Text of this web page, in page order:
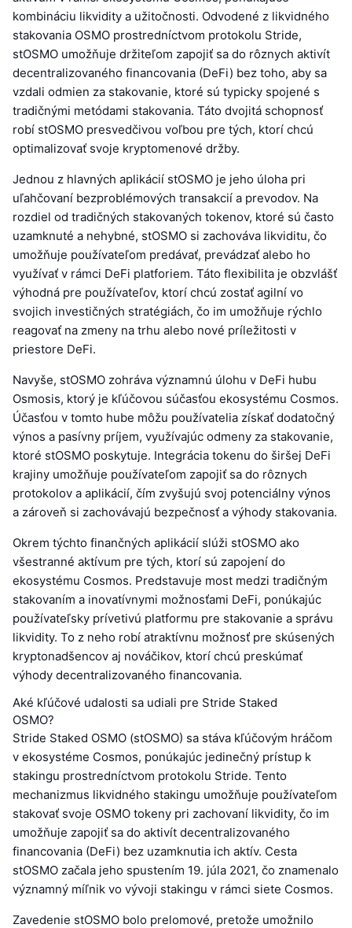
kombináciu likvidity a užitočnosti. Odvodené z likvidného
stakovania OSMO prostredníctvom protokolu Stride,
stOSMO umožňuje držiteľom zapojiť sa do rôznych aktivít
decentralizovaného financovania (DeFi) bez toho, aby sa
vzdali odmien za stakovanie, ktoré sú typicky spojené s
tradičnými metódami stakovania. Táto dvojitá schopnosť
robí stOSMO presvedčivou voľbou pre tých, ktorí chcú
optimalizovať svoje kryptomenové držby.
Jednou z hlavných aplikácií stOSMO je jeho úloha pri
uľahčovaní bezproblémových transakcií a prevodov. Na
rozdiel od tradičných stakovaných tokenov, ktoré sú často
uzamknuté a nehybné, stOSMO si zachováva likviditu, čo
umožňuje používateľom predávať, prevádzať alebo ho
využívať v rámci DeFi platforiem. Táto flexibilita je obzvlášť
výhodná pre používateľov, ktorí chcú zostať agilní vo
svojich investičných stratégiách, čo im umožňuje rýchlo
reagovať na zmeny na trhu alebo nové príležitosti v
priestore DeFi.
Navyše, stOSMO zohráva významnú úlohu v DeFi hubu
Osmosis, ktorý je kľúčovou súčasťou ekosystému Cosmos.
Účasťou v tomto hube môžu používatelia získať dodatočný
výnos a pasívny príjem, využívajúc odmeny za stakovanie,
ktoré stOSMO poskytuje. Integrácia tokenu do širšej DeFi
krajiny umožňuje používateľom zapojiť sa do rôznych
protokolov a aplikácií, čím zvyšujú svoj potenciálny výnos
a zároveň si zachovávajú bezpečnosť a výhody stakovania.
Okrem týchto finančných aplikácií slúži stOSMO ako
všestranné aktívum pre tých, ktorí sú zapojení do
ekosystému Cosmos. Predstavuje most medzi tradičným
stakovaním a inovatívnymi možnosťami DeFi, ponúkajúc
používateľsky prívetivú platformu pre stakovanie a správu
likvidity. To z neho robí atraktívnu možnosť pre skúsených
kryptonadšencov aj nováčikov, ktorí chcú preskúmať
výhody decentralizovaného financovania.
Aké kľúčové udalosti sa udiali pre Stride Staked
OSMO?
Stride Staked OSMO (stOSMO) sa stáva kľúčovým hráčom
v ekosystéme Cosmos, ponúkajúc jedinečný prístup k
stakingu prostredníctvom protokolu Stride. Tento
mechanizmus likvidného stakingu umožňuje používateľom
stakovať svoje OSMO tokeny pri zachovaní likvidity, čo im
umožňuje zapojiť sa do aktivít decentralizovaného
financovania (DeFi) bez uzamknutia ich aktív. Cesta
stOSMO začala jeho spustením 19. júla 2021, čo znamenalo
významný míľnik vo vývoji stakingu v rámci siete Cosmos.
Zavedenie stOSMO bolo prelomové, pretože umožnilo